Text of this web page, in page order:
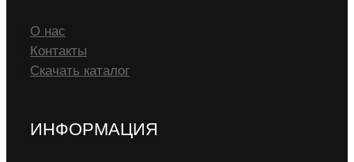
О нас
Контакты
Скачать каталог
ИНФОРМАЦИЯ